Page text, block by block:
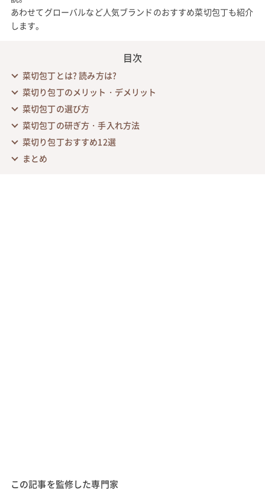
あわせてグローバルなど人気ブランドのおすすめ菜切包丁も紹介
します。
目次
菜切包丁とは? 読み方は?
菜切り包丁のメリット・デメリット
菜切包丁の選び方
菜切包丁の研ぎ方・手入れ方法
菜切り包丁おすすめ12選
まとめ
この記事を監修した専門家